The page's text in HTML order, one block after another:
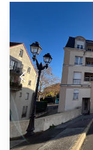
entrée, séjour
vis-à-vis,
et salle de
sous-sol
: C. Agent